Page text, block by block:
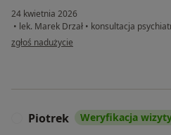
24 kwietnia 2026
• lek. Marek Drzał • konsultacja
w opinii użytkownika M.W
zgłoś nadużycie
Piotrek Weryfikacja